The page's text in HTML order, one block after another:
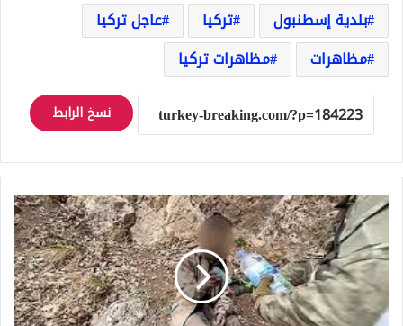
بلدية إسطنبول
تركيا
عاجل تركيا
مظاهرات
مظاهرات تركيا
نسخ الرابط
بعد
20
يومًا
من
الجوع..
إرهابيون
يستسلمون